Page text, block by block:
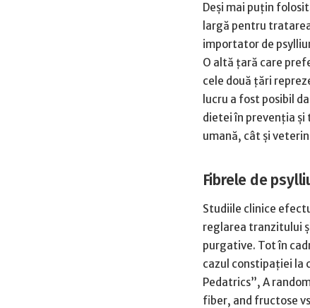
Deşi mai puţin
largă pentru
importator de
O altă ţară care
cele două ţări
lucru a fost posibil
dietei în prevenţia
umană, cât şi
Fibrele de
Studiile clinice
reglarea tranzitului
purgative. Tot în
cazul constipaţiei la
Pedatrics”, A
fiber, and fructose